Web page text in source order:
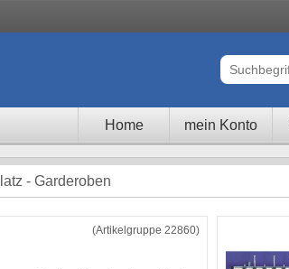
Home mein Konto
- Garderoben
(Artikelgruppe 22860)